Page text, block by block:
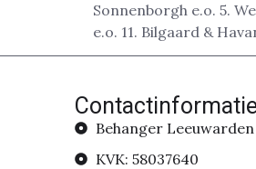
Sonnenborgh e.o. 5.
e.o. 11. Bilgaard &
Behanger Leeuwarden
KVK: 58037640